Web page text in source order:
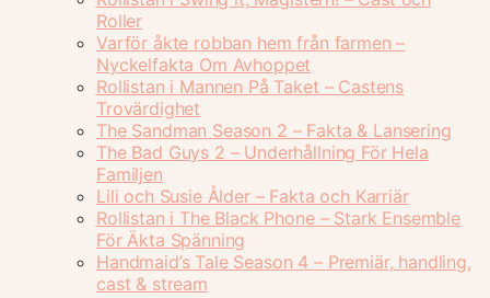
Roller
Varför åkte robban hem från farmen –
Nyckelfakta Om Avhoppet
Rollistan i Mannen På Taket – Castens
Trovärdighet
The Sandman Season 2 – Fakta & Lansering
The Bad Guys 2 – Underhållning För Hela
Familjen
Lili och Susie Ålder – Fakta och Karriär
Rollistan i The Black Phone – Stark Ensemble
För Äkta Spänning
Handmaid’s Tale Season 4 – Premiär, handling,
cast & stream